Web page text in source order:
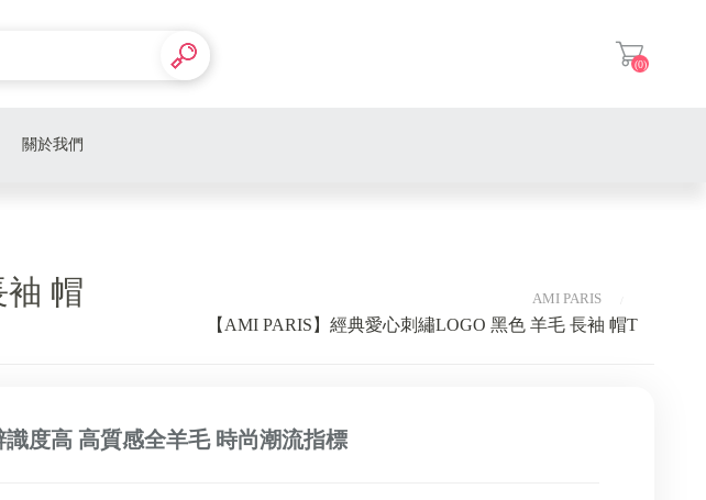
(0)
關於我們
AMI PARIS
【AMI PARIS】經典愛心刺繡LOGO 黑色 羊毛 長袖 帽T
袖 帽
識度高 高質感全羊毛 時尚潮流指標